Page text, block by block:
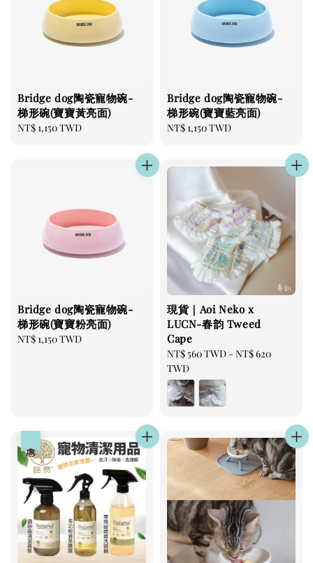
Bridge dog陶瓷寵物碗-
梯形碗(寶寶黃亮面)
Regular
NT$ 1,150 TWD
Bridge dog陶瓷寵物碗-
梯形碗(寶寶藍亮面)
Regular
NT$ 1,150 TWD
Bridge dog陶瓷寵物碗-
梯形碗(寶寶粉亮面)
Regular
NT$ 1,150 TWD
現貨｜Aoi Neko x
LUCN-春韵 Tweed
Cape
Regular
price
NT$ 560 TWD - NT$ 620
TWD